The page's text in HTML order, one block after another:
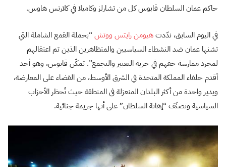
حاكم عمان السلطان قابوس كل من تشارلز وكاميلا في كلارنس هاوس.
في اليوم السابق، ندّدتهيومن رايتس ووتش“بحملة القمع الشاملة التي
تشنها عمان ضد النشطاء السياسيين والمتظاهرين الذين تم اعتقالهم
لمجرد ممارسة حقهم في حرية التعبير والتجمع”. تمكّن قابوس، وهو أحد
أقدم حلفاء المملكة المتحدة في الشرق الأوسط، من القضاء على المعارضة،
ويدير واحدة من أكثر البلدان المنعزلة في المنطقة حيث تُحظر الأحزاب
السياسية وتصنّف “إهانة السلطان” على أنها جريمة جنائية.